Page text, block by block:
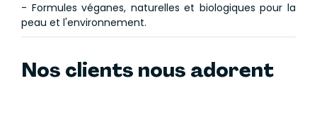
toute la famille
🌿 Produit certifié bio et noté 93/100 sur YUKA
- Formules véganes, naturelles et biologiques pour la
peau et l'environnement.
Nos clients nous adorent